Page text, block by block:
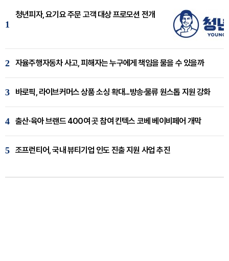
1
청년피자, 요기요 주문 고객 대상 프로모션 전개
2 자율주행자동차 사고, 피해자는 누구에게 책임을 물을 수 있을까
3 바로픽, 라이브커머스 상품 소싱 확대...방송·물류 원스톱 지원 강화
4 출산·육아 브랜드 400여 곳 참여 킨텍스 코베 베이비페어 개막
5 조프런티어, 국내 뷰티기업 인도 진출 지원 사업 추진